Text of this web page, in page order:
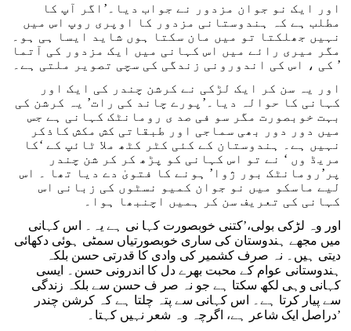
اور ایک نو جوان مزدور نے جواب دیا۔’اگر آپ کا
مطلب ہے کہ ہندوستانی مزدور کا اوپری روپ اس میں
نہیں جھلکتا تو میں مان سکتا ہوں شاید ایسا ہی ہو۔
مگر میری رائے میں اس کہانی میں ایک مزدور کی آتما
کی ، اس کی اندورونی زندگی کی سچی تصویر ملتی ہے۔’
اور یہ سن کر ایک لڑکی نے کرشن چندر کی ایک اور
کہانی کا حوالہ دیا۔’پورے چاند کی رات’ یہ کرشن کی
بہت خوبصورت مگر سو فی صد ی رومانٹک کہانی ہے جس
میں دور دور بھی سماجی اور طبقاتی کش مکش کاذکر
نہیں ہے۔ ہندوستان کے کئی کٹر کٹھ ملا ٹائپ کے ‘کا
مریڈ وں ‘ نے تو اس کہانی کو پڑھ کر کر شن چندر
پر’رومانٹک بور ژوا’ ہونے کا فتویٰ دے دیا تھا ۔ اس
لیے ماسکو میں نو جوان کمیو نسٹوں کی زبانی اس
کہانی کی تعریف سن کر ہمیں اچنبھا ہوا۔
اور وہ لڑکی بولی،’کتنی خوبصورت کہا نی ہے یہ۔ اس کہانی
میں مجھے ہندوستان کی ساری خوبصورتیاں سمٹی ہوئی دکھائی
دیتی ہیں۔ نہ صرف کشمیر کی وادی کا قدرتی حسن بلکہ
ہندوستانی عوام کے محبت بھرے دل کا اندرونی حسن۔ ایسی
کہانی وہی لکھ سکتا ہے جو نہ صر ف حسن سے بلکہ زندگی
سے پیار کرتا ہے۔ اس کہانی سے پتہ چلتا ہے کہ کرشن چندر
دراصل ایک شاعر ہے، اگرچہ وہ شعر نہیں کہتا۔’